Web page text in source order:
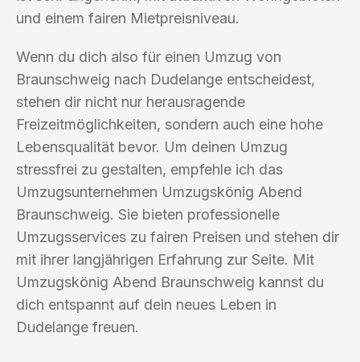
und einem fairen Mietpreisniveau.
Wenn du dich also für einen Umzug von
Braunschweig nach Dudelange entscheidest,
stehen dir nicht nur herausragende
Freizeitmöglichkeiten, sondern auch eine hohe
Lebensqualität bevor. Um deinen Umzug
stressfrei zu gestalten, empfehle ich das
Umzugsunternehmen Umzugskönig Abend
Braunschweig. Sie bieten professionelle
Umzugsservices zu fairen Preisen und stehen dir
mit ihrer langjährigen Erfahrung zur Seite. Mit
Umzugskönig Abend Braunschweig kannst du
dich entspannt auf dein neues Leben in
Dudelange freuen.